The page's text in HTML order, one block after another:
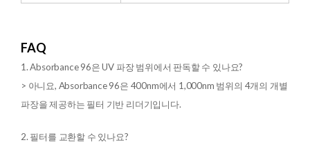
FAQ
1.Absorbance 96은 UV 파장 범위에서 판독할 수 있나요?
> 아니요, Absorbance 96은 400nm에서 1,000nm 범위의 4개의 개별
파장을 제공하는 필터 기반 리더기입니다.
2. 필터를 교환할 수 있나요?